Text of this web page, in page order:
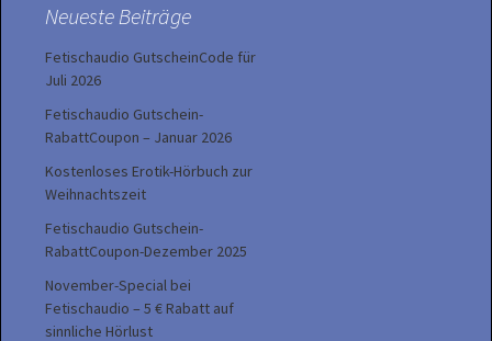
Neueste Beiträge
Fetischaudio GutscheinCode für
Juli 2026
Fetischaudio Gutschein-
RabattCoupon – Januar 2026
Kostenloses Erotik-Hörbuch zur
Weihnachtszeit
Fetischaudio Gutschein-
RabattCoupon-Dezember 2025
November-Special bei
Fetischaudio – 5 € Rabatt auf
sinnliche Hörlust